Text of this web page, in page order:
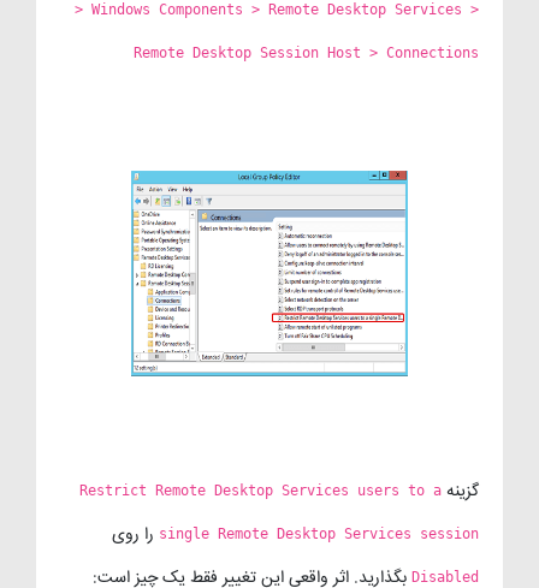
> Windows Components > Remote Desktop Services >
Remote Desktop Session Host > Connections
گزینه Restrict Remote Desktop Services users to a
single Remote Desktop Services session را روی
Disabled بگذارید. اثر واقعی این تغییر فقط یک چیز است: